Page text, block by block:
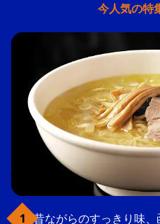
今人気の特
昔ながらのすっきり味